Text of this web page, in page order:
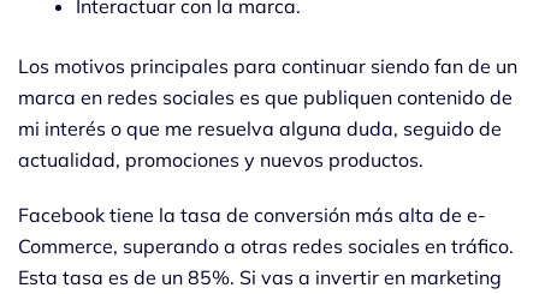
Interactuar con la marca.
Los motivos principales para continuar siendo fan de un
marca en redes sociales es que publiquen contenido de
mi interés o que me resuelva alguna duda, seguido de
actualidad, promociones y nuevos productos.
Facebook tiene la tasa de conversión más alta de e-
Commerce, superando a otras redes sociales en tráfico.
Esta tasa es de un 85%. Si vas a invertir en marketing